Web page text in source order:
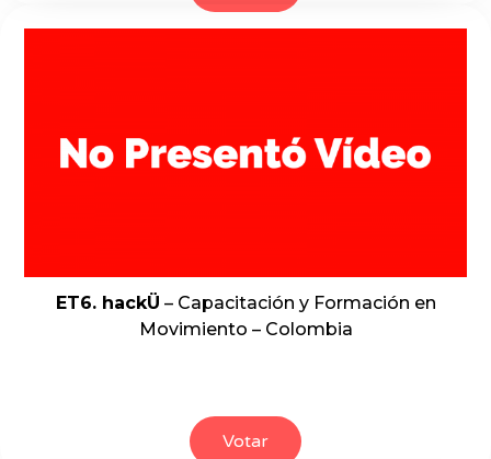
ET6. hackÜ – Capacitación y Formación en
Movimiento – Colombia
Votar